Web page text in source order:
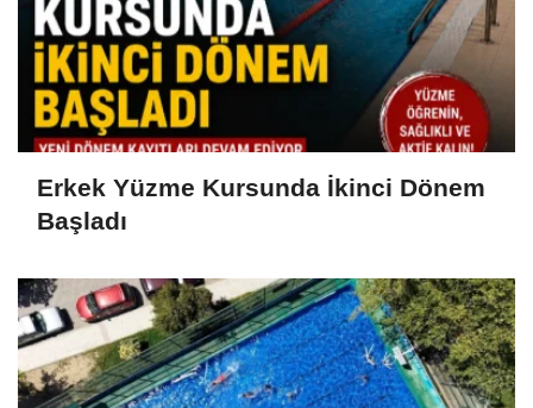
Erkek Yüzme Kursunda İkinci Dönem
Başladı